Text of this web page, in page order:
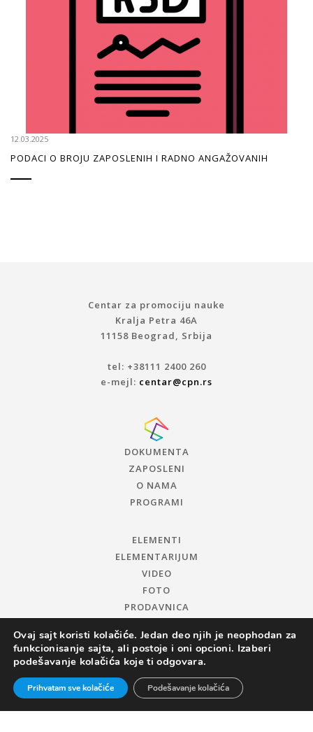
12.03.2025
PODACI O BROJU ZAPOSLENIH I RADNO ANGAŽOVANIH
Centar za promociju nauke
Kralja Petra 46A
11158 Beograd, Srbija
tel: +38111 2400 260
e-mejl: centar@cpn.rs
DOKUMENTA
ZAPOSLENI
O NAMA
PROGRAMI
ELEMENTI
ELEMENTARIJUM
VIDEO
FOTO
PRODAVNICA
© 2019 CENTAR ZA PROMOCIJU NAUKE
Ovaj sajt koristi kolačiće. Jedan deo njih je neophodan za
funkcionisanje sajta, ali postoje i oni opcioni. Izaberi
podešavanje kolačića koje ti odgovara.
Prihvatam sve kolačiće Podešavanje kolačića